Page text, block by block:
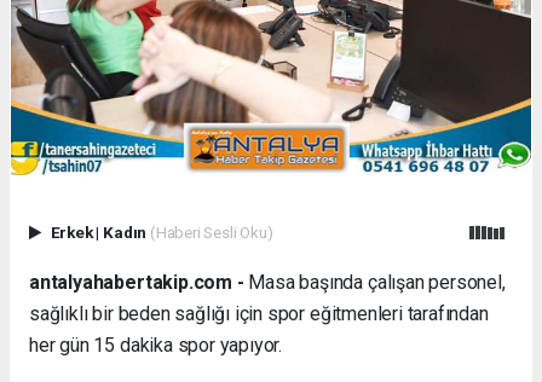
Erkek| Kadın (Haberi Sesli Oku)
antalyahabertakip.com - Masa başında çalışan personel,
sağlıklı bir beden sağlığı için spor eğitmenleri tarafından
her gün 15 dakika spor yapıyor.